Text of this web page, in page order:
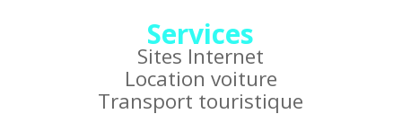
Services
Sites Internet
Location voiture
Transport touristique